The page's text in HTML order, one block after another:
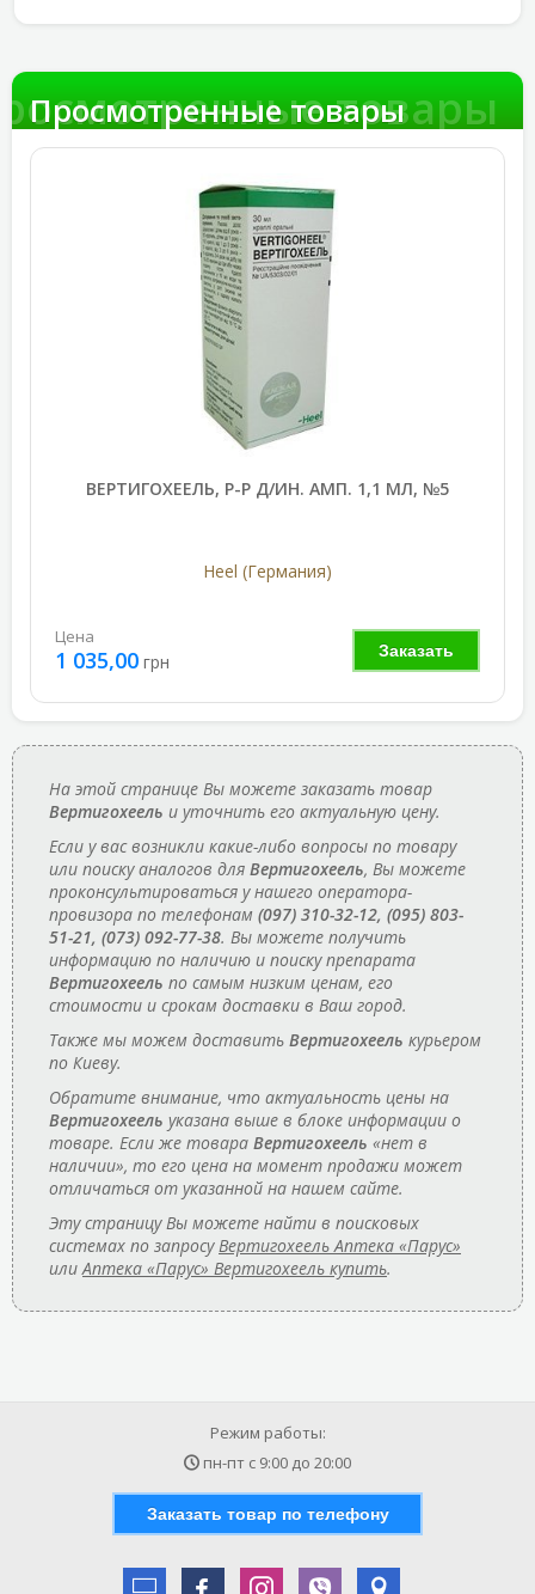
товары
Просмотренные товары
ВЕРТИГОХЕЕЛЬ, Р-Р Д/ИН. АМП. 1,1 МЛ, №5
Heel (Германия)
Заказать
Цена
1 035,00 грн
На этой странице Вы можете заказать товар
Вертигохеель и уточнить его актуальную цену.
Если у вас возникли какие-либо вопросы по товару
или поиску аналогов для Вертигохеель, Вы можете
проконсультироваться у нашего оператора-
провизора по телефонам (097) 310-32-12, (095) 803-
51-21, (073) 092-77-38. Вы можете получить
информацию по наличию и поиску препарата
Вертигохеель по самым низким ценам, его
стоимости и срокам доставки в Ваш город.
Также мы можем доставить Вертигохеель курьером
по Киеву.
Обратите внимание, что актуальность цены на
Вертигохеель указана выше в блоке информации о
товаре. Если же товара Вертигохеель «нет в
наличии», то его цена на момент продажи может
отличаться от указанной на нашем сайте.
Эту страницу Вы можете найти в поисковых
системах по запросуВертигохеель Аптека «Парус»
илиАптека «Парус» Вертигохеель купить.
Режим работы:
пн-пт с 9:00 до 20:00
Заказать товар по телефону